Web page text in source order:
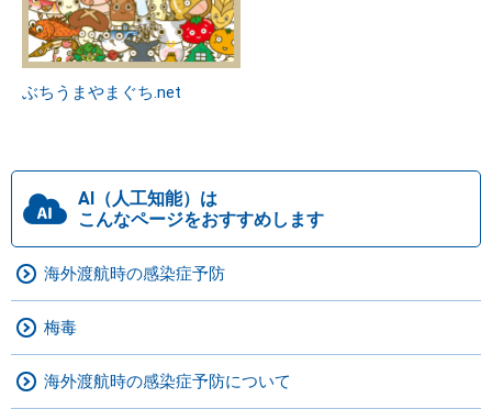
ぶちうまやまぐち.net
AI（人工知能）は
こんなページをおすすめします
海外渡航時の感染症予防
梅毒
海外渡航時の感染症予防について